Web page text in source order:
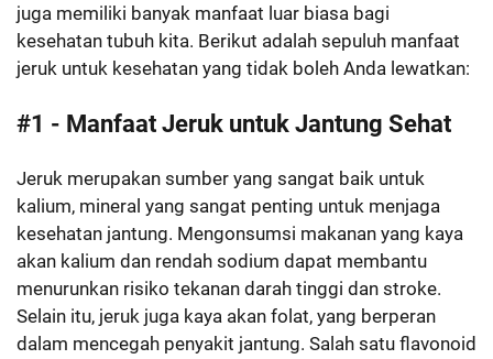
juga memiliki banyak manfaat luar biasa bagi
kesehatan tubuh kita. Berikut adalah sepuluh manfaat
jeruk untuk kesehatan yang tidak boleh Anda lewatkan:
#1 - Manfaat Jeruk untuk Jantung Sehat
Jeruk merupakan sumber yang sangat baik untuk
kalium, mineral yang sangat penting untuk menjaga
kesehatan jantung. Mengonsumsi makanan yang kaya
akan kalium dan rendah sodium dapat membantu
menurunkan risiko tekanan darah tinggi dan stroke.
Selain itu, jeruk juga kaya akan folat, yang berperan
dalam mencegah penyakit jantung. Salah satu flavonoid